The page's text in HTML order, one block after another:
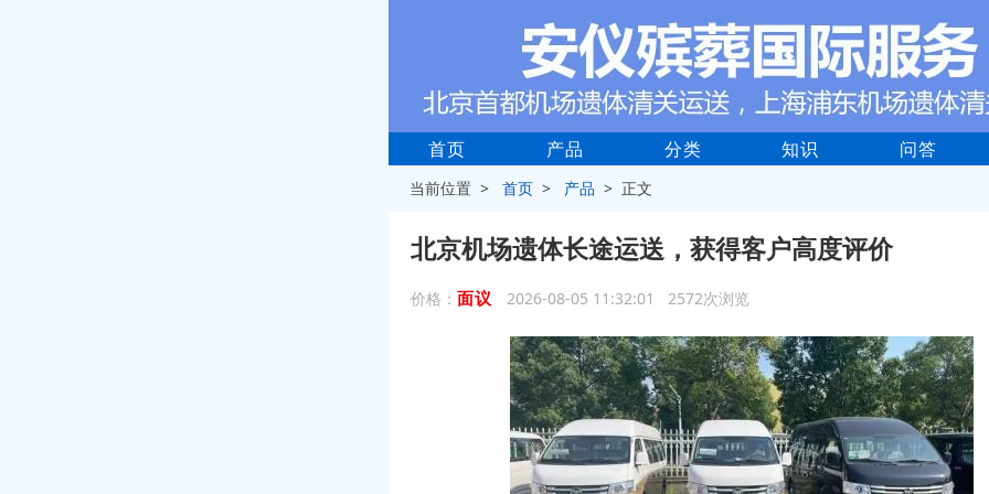
首页 产品 分类 知识 问答
当前位置 >首页 > 产品 > 正文
北京机场遗体长途运送，获得客户高度评价
价格： 面议 2026-08-05 11:32:01 2572次浏览